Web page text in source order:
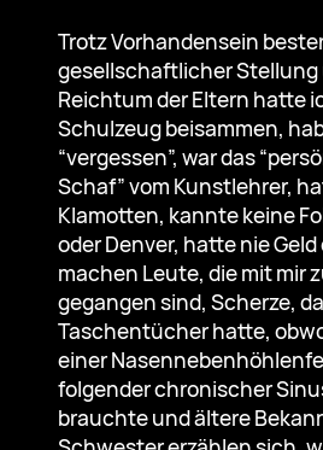
Trotz Vorhandensein
gesellschaftlicher
Reichtum der Eltern hatte
Schulzeug beisammen,
“vergessen”, war das
Schaf” vom Kunstlehrer,
Klamotten, kannte keine
oder Denver, hatte nie
machen Leute, die mit mir
gegangen sind, Scherze,
Taschentücher hatte,
einer
folgender chronischer
brauchte und ältere